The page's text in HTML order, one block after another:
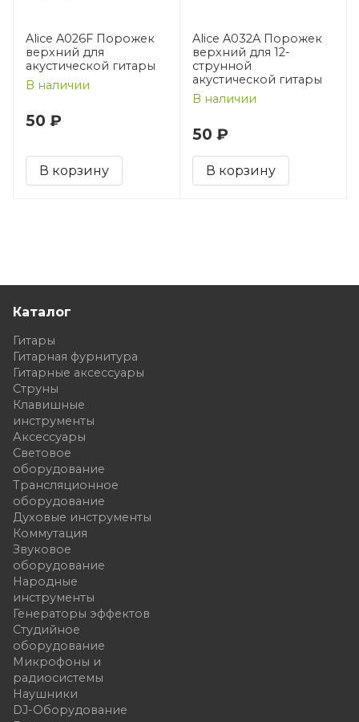
Alice A026F Порожек
верхний для
акустической гитары
В наличии
50 ₽
В корзину
Alice A032A Порожек
верхний для 12-
струнной
акустической гитары
В наличии
50 ₽
В корзину
Каталог
Гитары
Гитарная фурнитура
Гитарные аксессуары
Струны
Клавишные
инструменты
Аксессуары
Световое
оборудование
Трансляционное
оборудование
Духовые инструменты
Коммутация
Звуковое
оборудование
Народные
инструменты
Генераторы эффектов
Студийное
оборудование
Микрофоны и
радиосистемы
Наушники
DJ-Оборудование